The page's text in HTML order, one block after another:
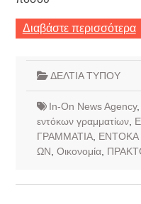
Διαβάστε περισσότερα
ΔΕΛΤΙΑ ΤΥΠΟΥ
In-On News Agency,
εντόκων γραμματίων,
ΓΡΑΜΜΑΤΙΑ, ΕΝΤΟΚΑ
ΩΝ Οικονομία,